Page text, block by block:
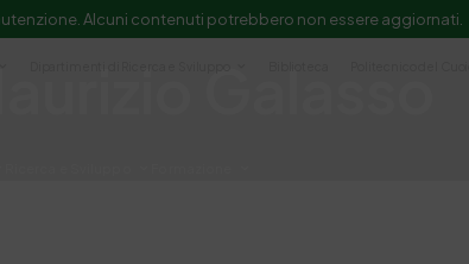
Alcuni contenuti potrebbero non essere aggiornati.